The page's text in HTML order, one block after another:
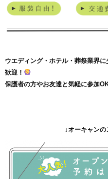
ウエディング・ホテル・葬祭業界に
歓迎！
保護者の方やお友達と気軽に参加
↓オーキャンの